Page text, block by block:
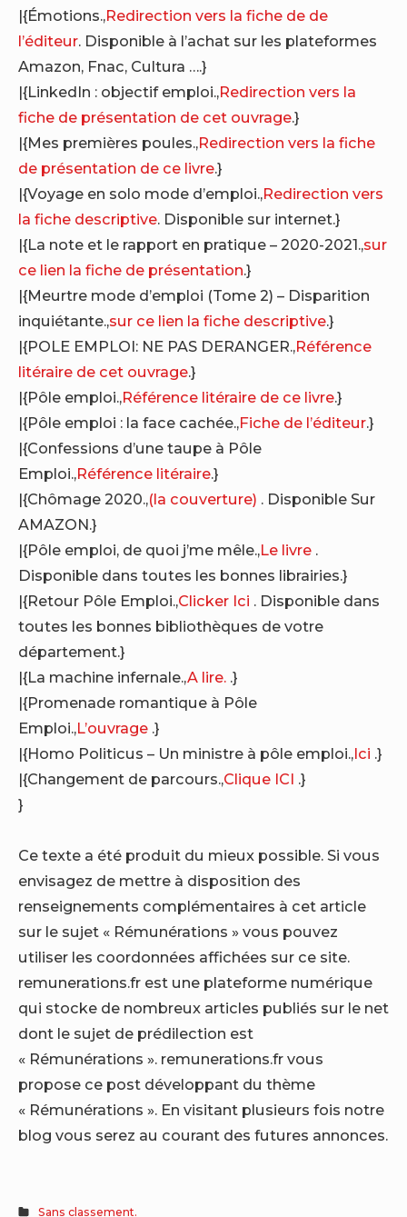
|{Émotions.,Redirection vers la fiche de de
l’éditeur. Disponible à l’achat sur les plateformes
Amazon, Fnac, Cultura ….}
|{LinkedIn : objectif emploi.,Redirection vers la
fiche de présentation de cet ouvrage.}
|{Mes premières poules.,Redirection vers la fiche
de présentation de ce livre.}
|{Voyage en solo mode d’emploi.,Redirection vers
la fiche descriptive. Disponible sur internet.}
|{La note et le rapport en pratique – 2020-2021.,sur
ce lien la fiche de présentation.}
|{Meurtre mode d’emploi (Tome 2) – Disparition
inquiétante.,sur ce lien la fiche descriptive.}
|{POLE EMPLOI: NE PAS DERANGER.,Référence
litéraire de cet ouvrage.}
|{Pôle emploi.,Référence litéraire de ce livre.}
|{Pôle emploi : la face cachée.,Fiche de l’éditeur.}
|{Confessions d’une taupe à Pôle
Emploi.,Référence litéraire.}
|{Chômage 2020.,(la couverture) . Disponible Sur
AMAZON.}
|{Pôle emploi, de quoi j’me mêle.,Le livre .
Disponible dans toutes les bonnes librairies.}
|{Retour Pôle Emploi.,Clicker Ici . Disponible dans
toutes les bonnes bibliothèques de votre
département.}
|{La machine infernale.,A lire. .}
|{Promenade romantique à Pôle
Emploi.,L’ouvrage .}
|{Homo Politicus – Un ministre à pôle emploi.,Ici .}
|{Changement de parcours.,Clique ICI .}
}
Ce texte a été produit du mieux possible. Si vous
envisagez de mettre à disposition des
renseignements complémentaires à cet article
sur le sujet « Rémunérations » vous pouvez
utiliser les coordonnées affichées sur ce site.
remunerations.fr est une plateforme numérique
qui stocke de nombreux articles publiés sur le net
dont le sujet de prédilection est
« Rémunérations ». remunerations.fr vous
propose ce post développant du thème
« Rémunérations ». En visitant plusieurs fois notre
blog vous serez au courant des futures annonces.
Sans classement.